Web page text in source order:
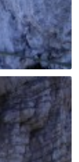
i
o
n